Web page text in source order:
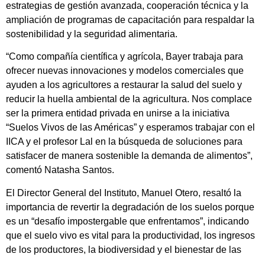
estrategias de gestión avanzada, cooperación técnica y la
ampliación de programas de capacitación para respaldar la
sostenibilidad y la seguridad alimentaria.
“Como compañía científica y agrícola, Bayer trabaja para
ofrecer nuevas innovaciones y modelos comerciales que
ayuden a los agricultores a restaurar la salud del suelo y
reducir la huella ambiental de la agricultura. Nos complace
ser la primera entidad privada en unirse a la iniciativa
“Suelos Vivos de las Américas” y esperamos trabajar con el
IICA y el profesor Lal en la búsqueda de soluciones para
satisfacer de manera sostenible la demanda de alimentos”,
comentó Natasha Santos.
El Director General del Instituto, Manuel Otero, resaltó la
importancia de revertir la degradación de los suelos porque
es un “desafío impostergable que enfrentamos”, indicando
que el suelo vivo es vital para la productividad, los ingresos
de los productores, la biodiversidad y el bienestar de las